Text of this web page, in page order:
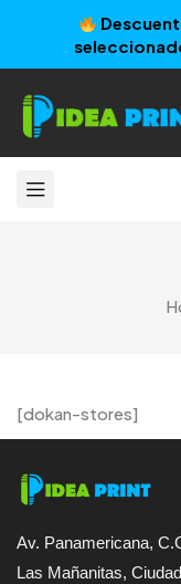
[dokan-stores]
Av. Panamericana,
Las Mañanitas,